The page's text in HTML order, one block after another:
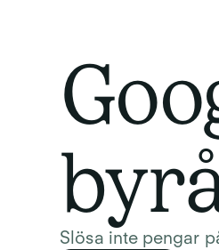
Slösa inte pengar